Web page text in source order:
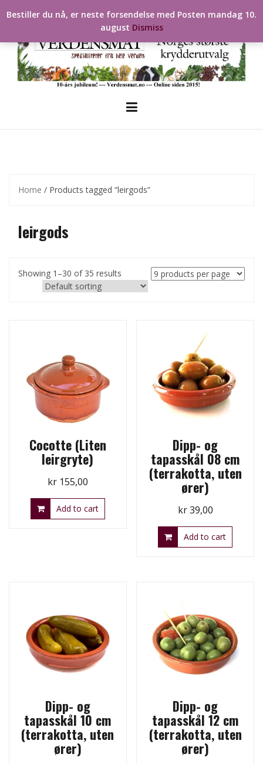
to
Home / Products tagged “leirgods”
leirgods
Showing 1–30 of 35 results
Cocotte (Liten
leirgryte)
kr155,00
Add to cart
Dipp- og
tapasskål 08 cm
(terrakotta, uten
ører)
kr39,00
Add to cart
Dipp- og
tapasskål 10 cm
(terrakotta, uten
ører)
Dipp- og
tapasskål 12 cm
(terrakotta, uten
ører)
Bestiller du nå, er neste forsendelse med Posten mandag 10.
august Dismiss